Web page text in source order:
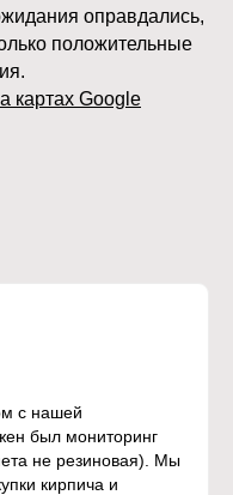
оправдались,
положительные
картах Google
с нашей
был мониторинг
не резиновая). Мы
кирпича и